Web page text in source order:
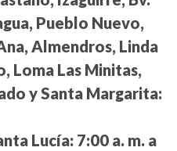
Pueblo Nuevo,
Almendros, Linda
Loma Las Minitas,
y Santa Margarita:
Lucía: 7:00 a. m. a